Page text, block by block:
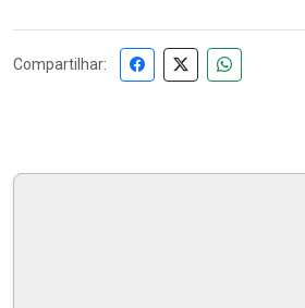
Compartilhar: